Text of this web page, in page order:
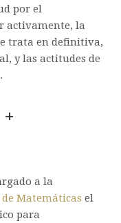
por el
activamente, la
trata en definitiva,
y las actitudes de
a la
de Matemáticas el
para